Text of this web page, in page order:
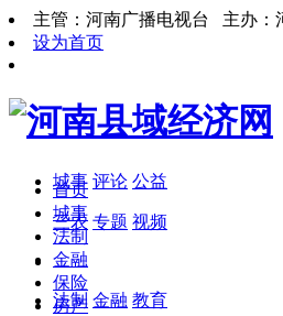
主管：河南广播电视台 主办：
设为首页
城事 评论 公益
三农 专题 视频
法制 金融 教育
首页
城事
法制
金融
保险
房产